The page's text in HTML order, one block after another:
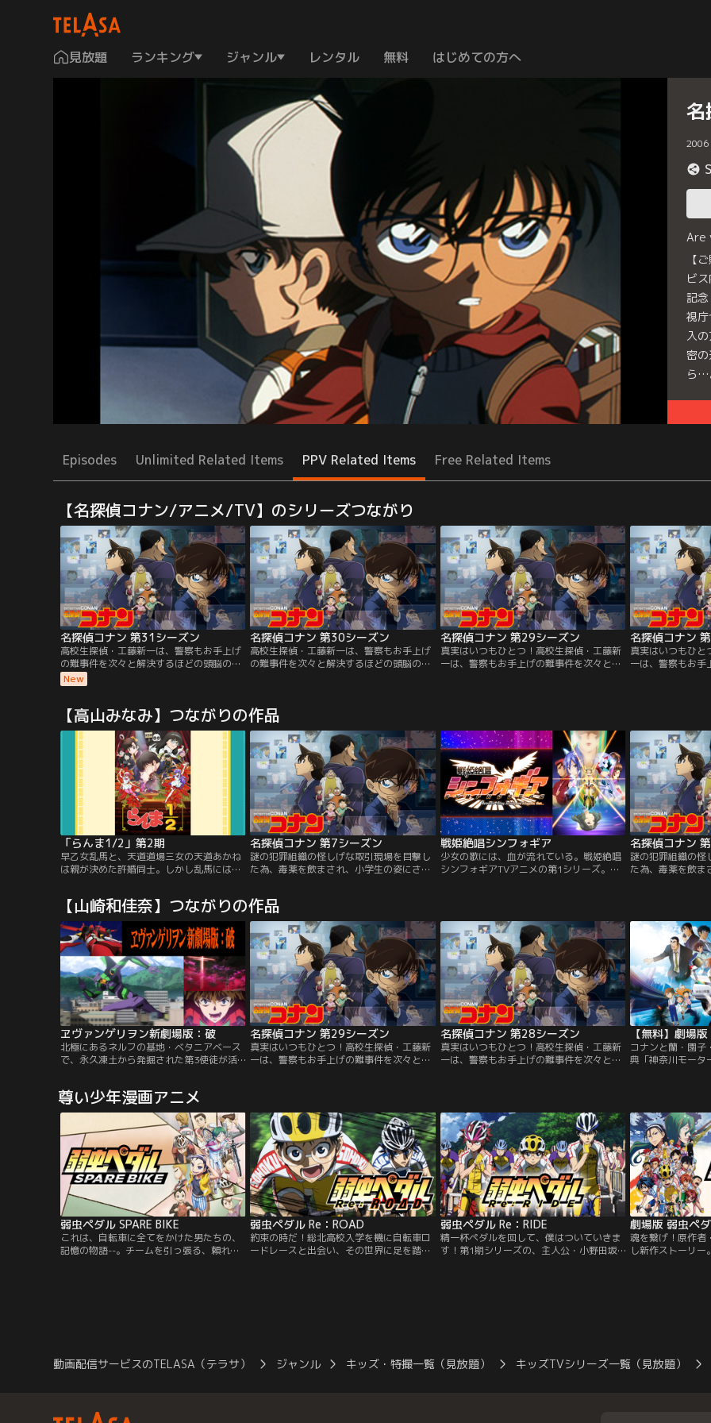
見放題 ランキング ジャンル レンタル 無料 はじめての方へ
2006
Are
【
ビ
記
視
入
密
ら…
Episodes Unlimited Related Items PPV Related Items Free Related Items
【名探偵コナン/アニメ/TV】のシリーズつながり
名探偵コナン 第31シーズン
高校生探偵・工藤新一は、警察もお手上げ
の難事件を次々と解決するほどの頭脳の持
ち主。ある日、幼なじみの毛利蘭と遊園地
に遊びに行った時、黒ずくめの男達による
間に見つかり謎の毒薬を飲まされると、薬
の作用でなんと小学1年生になってしま
う。困り果てた新一は、隣に住む発明家・
阿笠博士の助けを得て、黒ずくめの男達の
行方を追うため「江戸川コナン」と名乗り
自らの正体を隠す。そして、探偵事務所を
営む毛利蘭の家に潜り込むことにした。は
たして、新一の体は元に戻るのか？！黒ず
くめの男達の正体は！！数々の謎に満ちた
怪事件をめぐり、小さな名探偵コナンの活
躍が始まった！！
New
名探偵コナン 第30シーズン
高校生探偵・工藤新一は、警察もお手上げ
の難事件を次々と解決するほどの頭脳の持
間に見つかり謎の毒薬を飲まされると、薬
の作用でなんと小学1年生になってしま
う。困り果てた新一は、隣に住む発明家・
阿笠博士の助けを得て、黒ずくめの男達の
行方を追うため「江戸川コナン」と名乗り
自らの正体を隠す。そして、探偵事務所を
営む毛利蘭の家に潜り込むことにした。は
たして、新一の体は元に戻るのか？！黒ず
くめの男達の正体は！！数々の謎に満ちた
怪事件をめぐり、小さな名探偵コナンの活
躍が始まった！！
名探偵コナン 第29シーズン
真実はいつもひとつ！高校生探偵・工藤新
一は、警察もお手上げの難事件を次々と解
1年生になってしまう。困り果てた新一
は、隣に住む発明家・阿笠博士の助けを得
て、黒ずくめの男達の行方を追うため「江
戸川コナン」と名乗り自らの正体を隠す。
そして、探偵事務所を営む毛利蘭の家に潜
り込むことにした。はたして、新一の体は
元に戻るのか？！黒ずくめの男達の正体
は！！数々の謎に満ちた怪事件をめぐり、
小さな名探偵コナンの活躍が始まった！！
名探偵コナン
真実はいつもひと
一は、警察もお手
1年生になってし
は、隣に住む発明
て、黒ずくめの
戸川コナン」と名
そして、探偵事務
り込むことにし
元に戻るのか？
は！！数々の謎に
小さな名探偵コナ
【高山みなみ】つながりの作品
「らんま1/2」第2期
早乙女乱馬と、天道道場三女の天道あかね
は親が決めた許婚同士。しかし乱馬にはあ
と女に、お湯をかぶると男に戻るという、
不思議な体質になってしまっていた！？乱
馬とあかね、そして個性豊かなキャラクタ
ーたちが繰り広げるドタバタ格闘ラブコメ
ディー、ここに開幕！
名探偵コナン 第7シーズン
謎の犯罪組織の怪しげな取引現場を目撃し
た為、毒薬を飲まされ、小学生の姿にされ
その父・小五郎の探偵事務所に住みつき、
数々の難事件をその推理力で解決してい
く。 「小さくなっても頭脳は同じ。真実は
いつもひとつ！
戦姫絶唱シンフォギア
少女の歌には、血が流れている。戦姫絶唱
シンフォギアTVアニメの第1シリーズ。認
シンフォギアを身に纏い、当代トップのボ
ーカルユニットである『ツヴァイウィン
グ』の天羽奏と風鳴翼は誰に知られること
なくノイズと戦っていた…。そんな中、立
花響はこの春より私立リディアン音楽院高
等科に通うこととなる。しかし、そのこと
が大きな運命の転換になろうとは、まだ気
づいてはいない。『覚醒の鼓動』は、すぐ
そこにまで迫りつつあった…。
名探偵コナン
謎の犯罪組織の怪
た為、毒薬を飲ま
数々の難事件をそ
く。 「小さくな
いつもひとつ！
【山崎和佳奈】つながりの作品
ヱヴァンゲリヲン新劇場版：破
北極にあるネルフの基地・ベタニアベース
で、永久凍土から発掘された第3使徒が活
て日本にはパイロットのアスカと本格的な
実戦用のEVA2号機が到着し、第7使徒を一
瞬で撃滅した。碇ゲンドウ最高司令官と冬
月コウゾウ副司令は月面へ出向き、ゼーレ
のタブハベースで調整中の…。【提供：バ
ンダイチャンネル】
名探偵コナン 第29シーズン
真実はいつもひとつ！高校生探偵・工藤新
一は、警察もお手上げの難事件を次々と解
する。しかし、その仲間に見つかり謎の毒
薬を飲まされると、薬の作用でなんと小学
1年生になってしまう。困り果てた新一
は、隣に住む発明家・阿笠博士の助けを得
て、黒ずくめの男達の行方を追うため「江
戸川コナン」と名乗り自らの正体を隠す。
そして、探偵事務所を営む毛利蘭の家に潜
り込むことにした。はたして、新一の体は
元に戻るのか？！黒ずくめの男達の正体
は！！数々の謎に満ちた怪事件をめぐり、
小さな名探偵コナンの活躍が始まった！！
名探偵コナン 第28シーズン
真実はいつもひとつ！高校生探偵・工藤新
一は、警察もお手上げの難事件を次々と解
する。しかし、その仲間に見つかり謎の毒
薬を飲まされると、薬の作用でなんと小学
1年生になってしまう。困り果てた新一
は、隣に住む発明家・阿笠博士の助けを得
て、黒ずくめの男達の行方を追うため「江
戸川コナン」と名乗り自らの正体を隠す。
そして、探偵事務所を営む毛利蘭の家に潜
り込むことにした。はたして、新一の体は
元に戻るのか？！黒ずくめの男達の正体
は！！数々の謎に満ちた怪事件をめぐり、
小さな名探偵コナンの活躍が始まった！
コナンと蘭・園子
典「神奈川モータ
れた、暴走する謎
それを追っていた
「風の女神様」神
原千速だった--
尊い少年漫画アニメ
弱虫ペダル SPARE BIKE
これは、自転車に全てをかけた男たちの、
記憶の物語--。チームを引っ張る、頼れる
弱虫ペダル Re：ROAD
約束の時だ！総北高校入学を機に自転車ロ
ードレースと出会い、その世界に足を踏み
弱虫ペダル Re：RIDE
精一杯ペダルを回して、僕はついていきま
す！第1期シリーズの、主人公・小野田坂
劇場版 弱虫ペ
魂を繋げ！原作者
し新作ストーリ
動画配信サービスのTELASA（テラサ） ジャンル キッズ・特撮一覧（見放題） キッズTVシリーズ一覧（見放題）